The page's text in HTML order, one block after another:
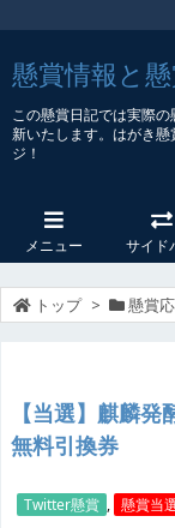
懸賞情報と
この懸賞日記では実際
新いたします。はがき
ジ！
メニュー サイド
トップ > 懸賞
【当選】麒麟
無料引換券
Twitter懸賞 , 懸賞当